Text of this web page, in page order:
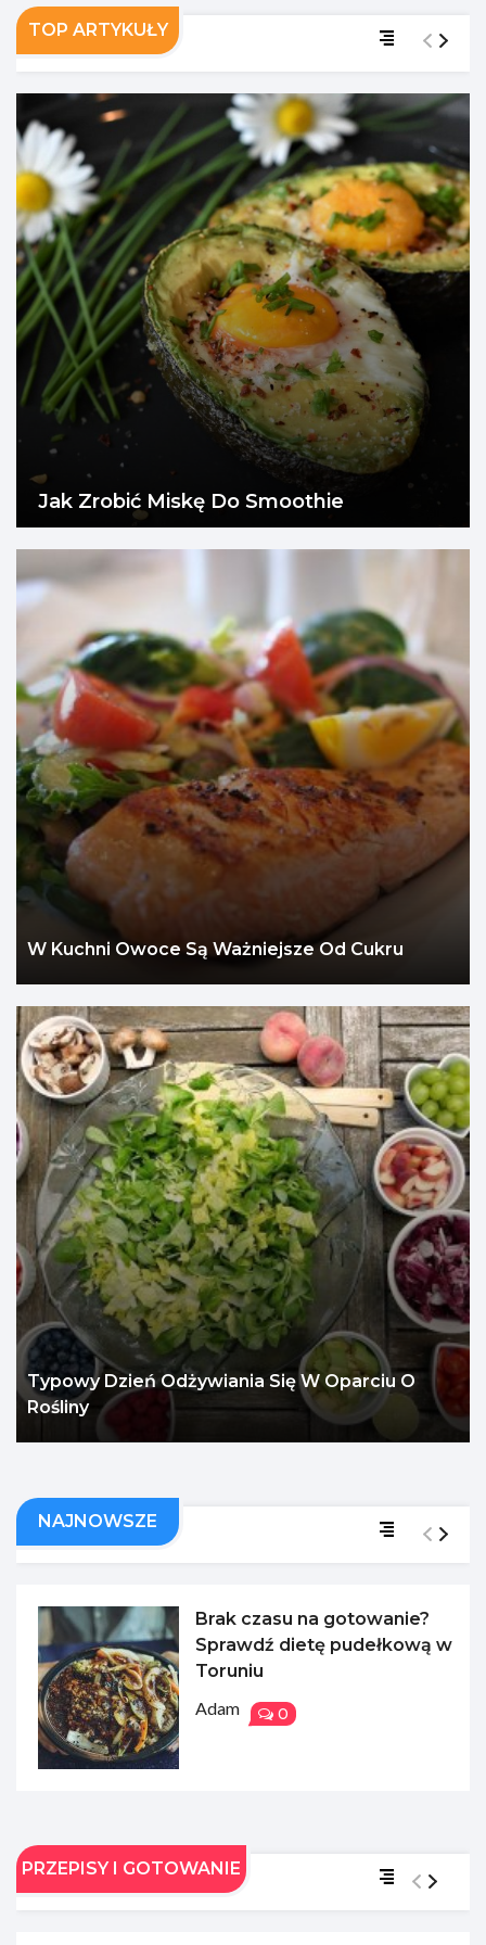
TOP ARTYKUŁY
Jak Zrobić Miskę Do Smoothie
W Kuchni Owoce Są Ważniejsze Od Cukru
Typowy Dzień Odżywiania Się W Oparciu O
Rośliny
NAJNOWSZE
Brak czasu na gotowanie?
Sprawdź dietę pudełkową w
Toruniu
Adam
0
PRZEPISY I GOTOWANIE